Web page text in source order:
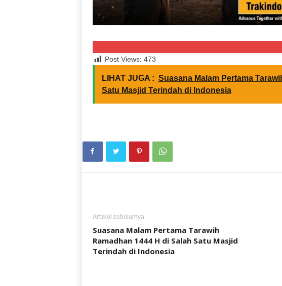
Post Views: 473
LIHAT JUGA : Suasana Malam Pertama
Satu Masjid Terindah di Indonesia
Artikel sebelumya
Suasana Malam Pertama Tarawih
Ramadhan 1444 H di Salah Satu Masjid
Terindah di Indonesia